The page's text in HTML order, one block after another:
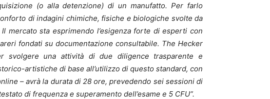
(o alla detenzione) di un manufatto. Per farlo
di indagini chimiche, fisiche e biologiche svolte da
Il mercato sta esprimendo l’esigenza forte di esperti con
fondati su documentazione consultabile. The Hecker
svolgere una attività di due diligence trasparente e
artistiche di base all’utilizzo di questo standard, con
– avrà la durata di 28 ore, prevedendo sei sessioni di
di frequenza e superamento dell’esame e 5 CFU”.